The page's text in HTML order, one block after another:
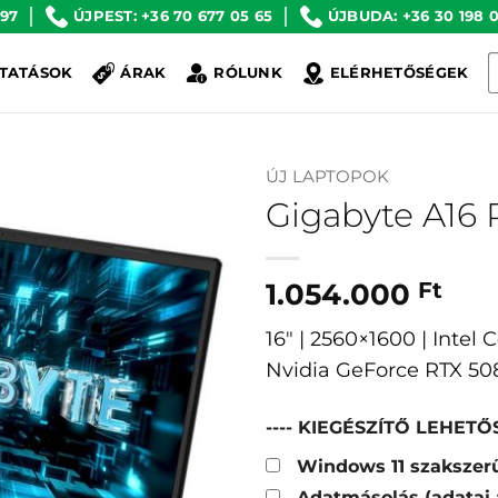
ÚJPEST: +36 70 677 05 65 ÚJBUDA: +36 30 198
ÁRAK RÓLUNK ELÉRHETŐSÉGEK
ÚJ LAPTOPOK
Gigabyte A16
1.054.000 Ft
16″ | 2560×1600 | Intel
Nvidia GeForce RTX
---- KIEGÉSZÍTŐ
Windows 11